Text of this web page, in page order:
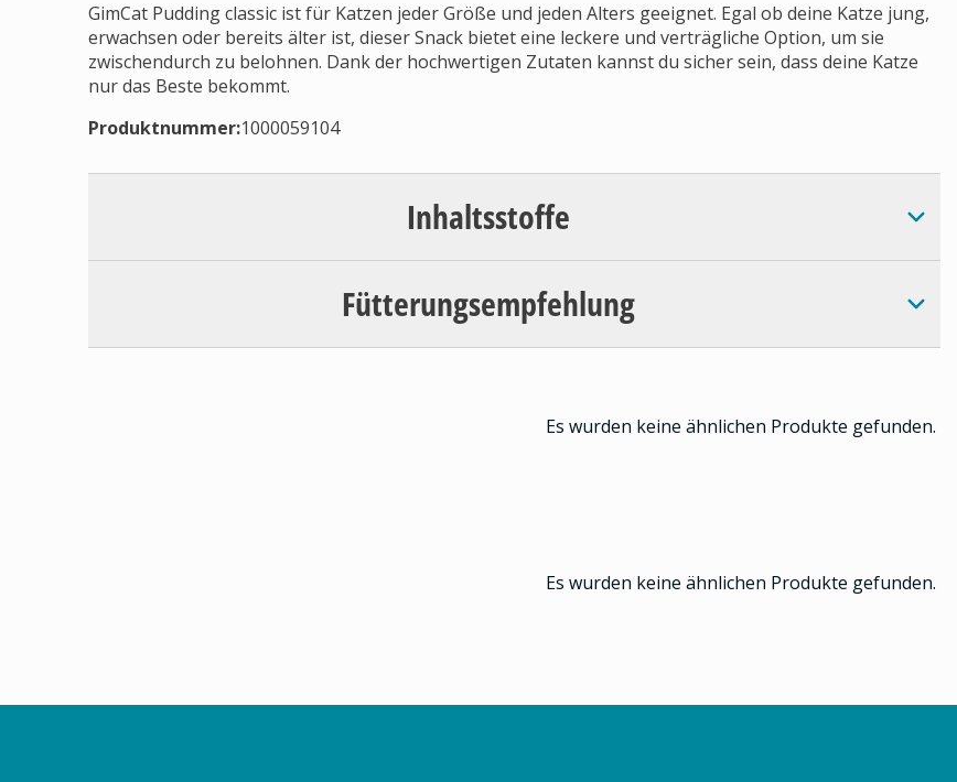
GimCat Pudding classic ist für Katzen jeder Größe und jeden Alters geeignet. Egal ob deine Katze jung,
erwachsen oder bereits älter ist, dieser Snack bietet eine leckere und verträgliche Option, um sie
zwischendurch zu belohnen. Dank der hochwertigen Zutaten kannst du sicher sein, dass deine Katze
nur das Beste bekommt.
Produktnummer:1000059104
Inhaltsstoffe
Fütterungsempfehlung
Es wurden keine ähnlichen Produkte gefunden.
Es wurden keine ähnlichen Produkte gefunden.